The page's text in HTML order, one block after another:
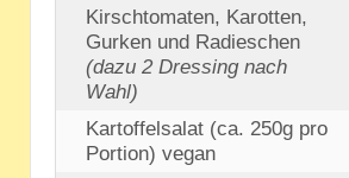
Kirschtomaten, Karotten,
Gurken und Radieschen
(dazu 2 Dressing nach
Wahl)
Kartoffelsalat (ca. 250g pro
Portion) vegan